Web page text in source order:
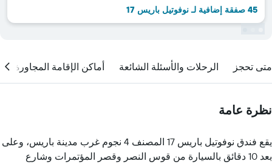
45 صفقة إضافية لـ نوفوتيل باريس 17
متى تحجز الرحلات والأسئلة الشائعة أماكن الإقامة المجاورة
نظرة عامة
يقع فندق نوفوتيل باريس 17 المصنف 4 نجوم غرب مدينة باريس، وعلى
بعد 10 دقائق بالسيارة من قوس النصر وقصر المؤتمرات وشارع